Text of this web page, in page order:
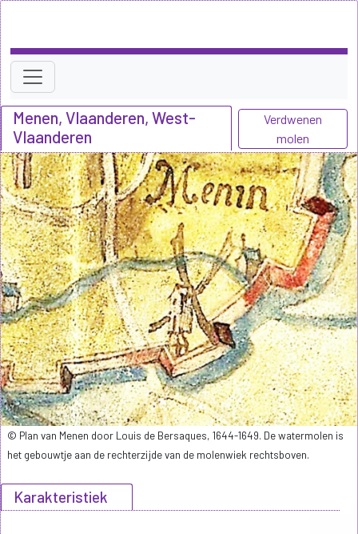
Menen, Vlaanderen, West-
Vlaanderen
Verdwenen
molen
Karakteristiek
© Plan van Menen door Louis de Bersaques, 1644-1649. De watermolen is
het gebouwtje aan de rechterzijde van de molenwiek rechtsboven.